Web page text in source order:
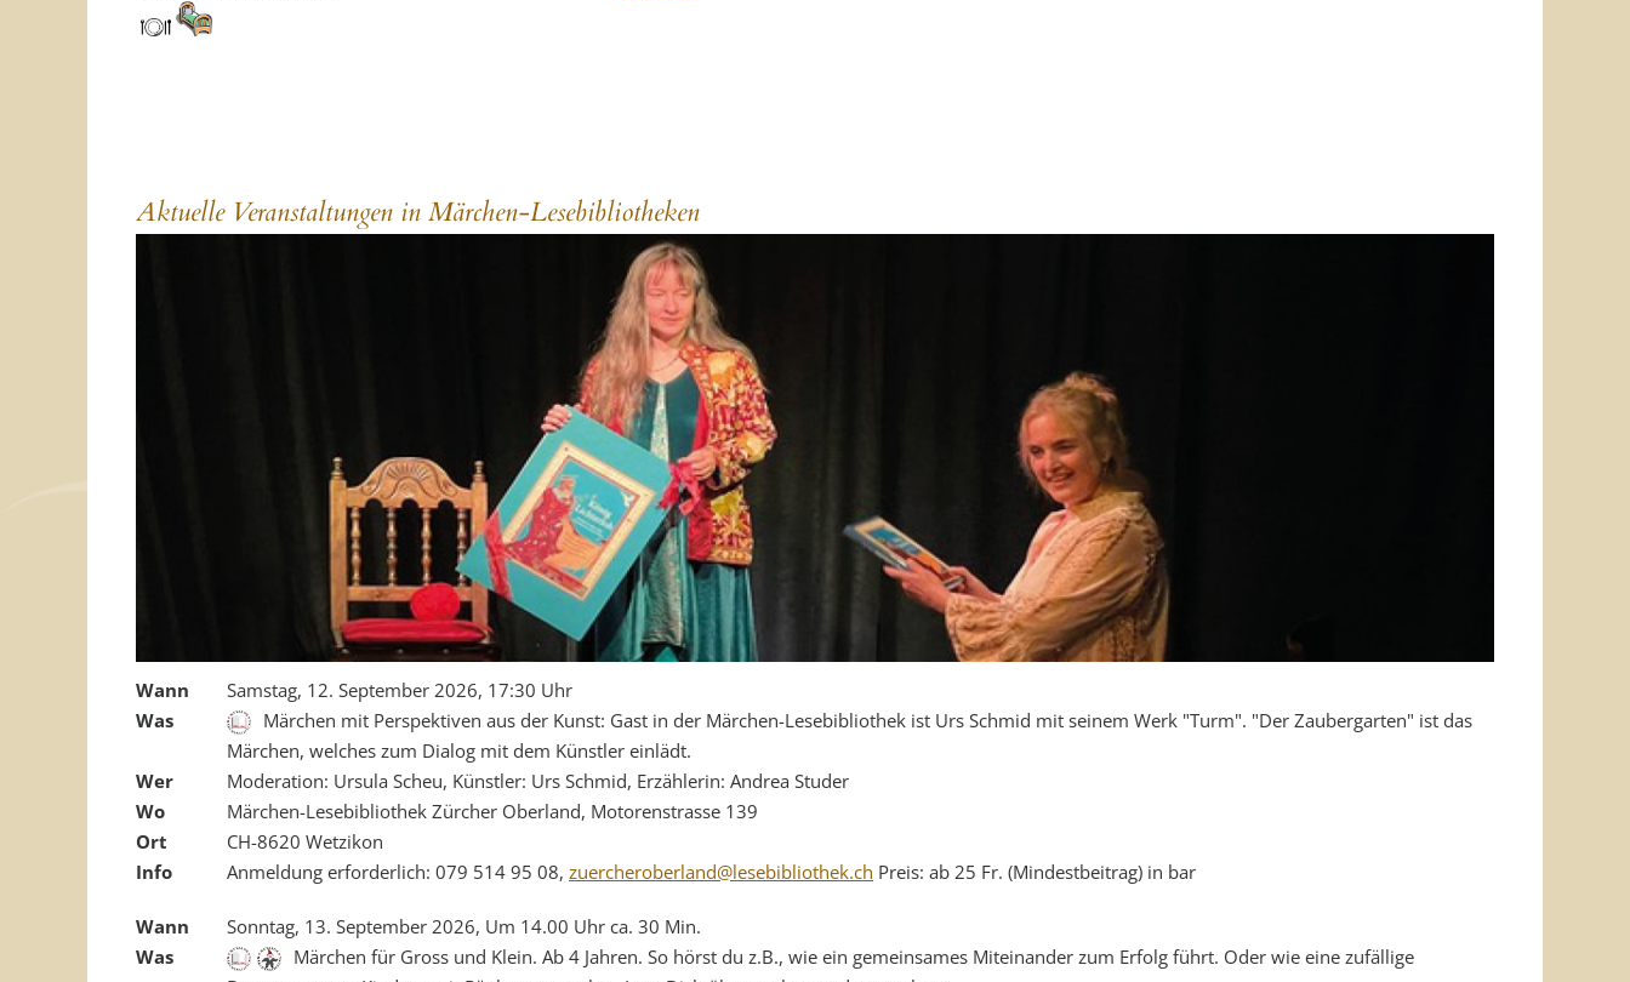
Aktuelle Veranstaltungen in Märchen-Lesebibliotheken
Wann
Samstag, 12. September 2026, 17:30 Uhr
Was
Märchen mit Perspektiven aus der Kunst: Gast in der Märchen-Lesebibliothek ist Urs Schmid mit seinem Werk "Turm". "Der Zaubergarten" ist das
Märchen, welches zum Dialog mit dem Künstler einlädt.
Wer
Moderation: Ursula Scheu, Künstler: Urs Schmid, Erzählerin: Andrea Studer
Wo
Märchen-Lesebibliothek Zürcher Oberland, Motorenstrasse 139
Ort
CH-8620 Wetzikon
Info
Anmeldung erforderlich: 079 514 95 08, zuercheroberland@lesebibliothek.ch Preis: ab 25 Fr. (Mindestbeitrag) in bar
Wann
Sonntag, 13. September 2026, Um 14.00 Uhr ca. 30 Min.
Was
Märchen für Gross und Klein. Ab 4 Jahren. So hörst du z.B., wie ein gemeinsames Miteinander zum Erfolg führt. Oder wie eine zufällige